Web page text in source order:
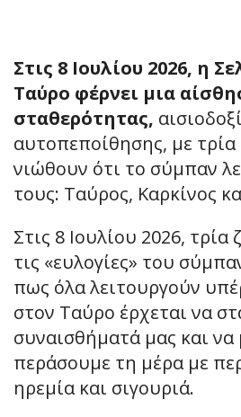
Στις 8 Ιουλίου 2026, η
Ταύρο φέρνει μια
σταθερότητας,
αυτοπεποίθησης, με
νιώθουν ότι το σύμπαν
τους: Ταύρος, Καρκίνος
Στις 8 Ιουλίου 2026, τρία
τις «ευλογίες» του
πως όλα λειτουργούν
στον Ταύρο έρχεται να
συναισθήματά μας και
περάσουμε τη μέρα με
ηρεμία και σιγουριά.